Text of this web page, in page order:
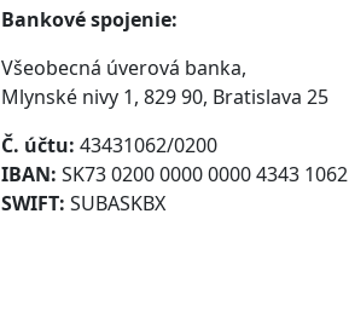
Bankové spojenie:
Všeobecná úverová banka,
Mlynské nivy 1, 829 90, Bratislava 25
Č. účtu: 43431062/0200
IBAN: SK73 0200 0000 0000 4343 1062
SWIFT: SUBASKBX